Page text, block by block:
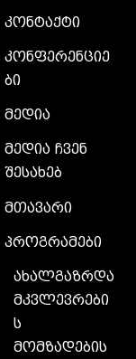
კონტაქტი
კონფერენციე
ბი
მედია
მედია ჩვენ
შესახებ
მთავარი
პროგრამები
ახალგაზრდა
მკვლევრები
ს
მომზადების